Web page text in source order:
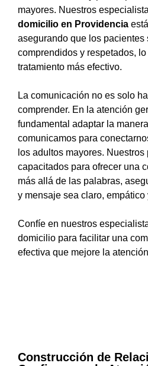
mayores. Nuestros
domicilio en Providencia
asegurando que los pacientes
comprendidos y respetados,
tratamiento más efectivo.
La comunicación no es solo
comprender. En la atención
fundamental adaptar la
comunicamos para
los adultos mayores.
capacitados para ofrecer una
más allá de las palabras,
y mensaje sea claro, empático
Confíe en nuestros
domicilio para facilitar una
efectiva que mejore la
Construcción de